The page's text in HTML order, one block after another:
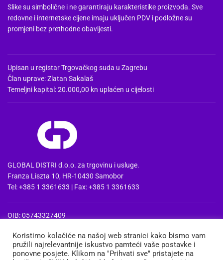
Slike su simbolične i ne garantiraju karakteristike proizvoda. Sve
redovne i internetske cijene imaju uključen PDV i podložne su
promjeni bez prethodne obavijesti.
Upisan u registar Trgovačkog suda u Zagrebu
Član uprave: Zlatan Sakalaš
Temeljni kapital: 20.000,00 kn uplaćen u cijelosti
GLOBAL DISTRI d.o.o. za trgovinu i usluge.
Franza Liszta 10, HR-10430 Samobor
Tel: +385 1 3361633 | Fax: +385 1 3361633
OIB: 05743327409
PDV Id: HR05743327409
IBAN: HR3724020061100668741
Koristimo kolačiće na našoj web stranici kako bismo vam
pružili najrelevantnije iskustvo pamteći vaše postavke i
ponovne posjete. Klikom na "Prihvati sve" pristajete na